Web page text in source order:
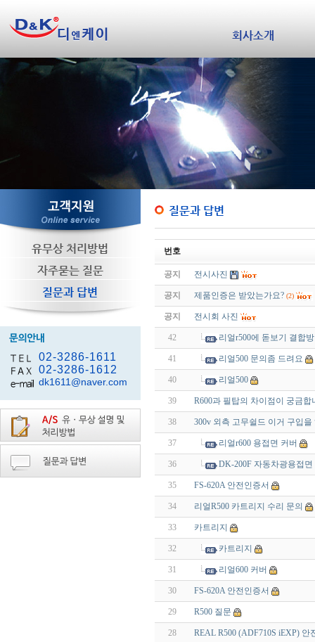
회사소개
유무상 처리방법
자주묻는 질문
질문과 답변
02-3286-1611
02-3286-1612
dk1611@naver.com
질문과 답변
번호
공지 전시사진
공지 제품인증은 받았는가요? (2)
공지 전시회 사진
42 리얼r500에 돋보기 결합
41 리얼500 문의좀 드려요
40 리얼500
39 R600과 필탑의 차이점이 궁금합
38 300v 외측 고무쉴드 이거 구입
37 리얼r600 용접면 커버
36 DK-200F 자동차광용접면
35 FS-620A 안전인증서
34 리얼R500 카트리지 수리 문의
33 카트리지
32 카트리지
31 리얼600 커버
30 FS-620A 안전인증서
29 R500 질문
28 REAL R500 (ADF710S iEXP)